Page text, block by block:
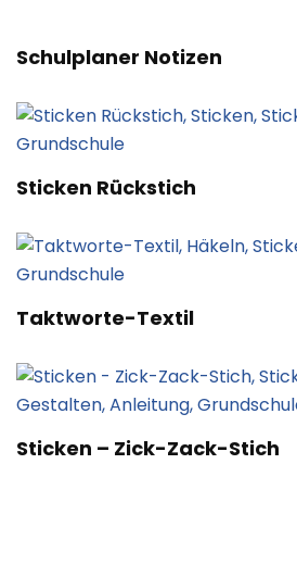
Schulplaner Notizen
Sticken Rückstich
Taktworte-Textil
Sticken – Zick-Zack-Stich